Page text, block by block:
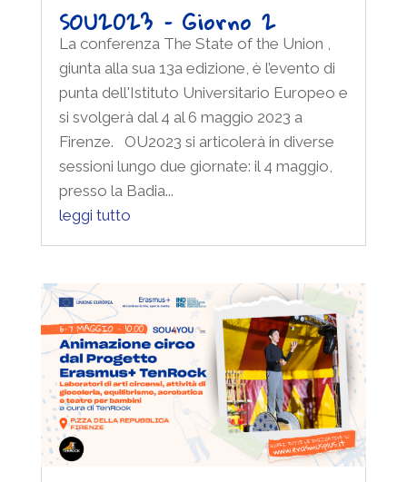
SOU2023 – Giorno 2
La conferenza The State of the Union ,
giunta alla sua 13a edizione, è l’evento di
punta dell'Istituto Universitario Europeo e
si svolgerà dal 4 al 6 maggio 2023 a
Firenze. OU2023 si articolerà in diverse
sessioni lungo due giornate: il 4 maggio,
presso la Badia...
leggi tutto